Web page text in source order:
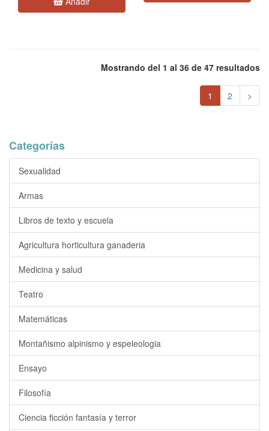
Mostrando del 1 al 36 de 47 resultados
1 2 >
Categorías
Sexualidad
Armas
Libros de texto y escuela
Agricultura horticultura ganaderia
Medicina y salud
Teatro
Matemáticas
Montañismo alpinismo y espeleologia
Ensayo
Filosofía
Ciencia ficción fantasía y terror